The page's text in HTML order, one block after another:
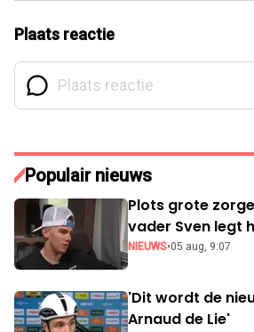
Plaats reactie
Populair nieuws
Plots grote
vader Sven legt
NIEUWS•05 aug, 9:07
'Dit wordt de
Arnaud de Lie'